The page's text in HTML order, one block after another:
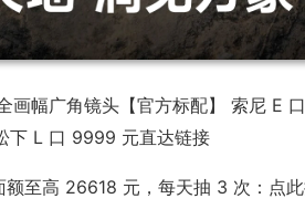
画幅广角镜头【官方标配】 索尼 E
下 L 口 9999 元直达链接
至高 26618 元，每天抽 3 次：点